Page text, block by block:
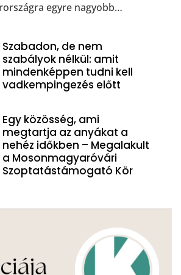
egyre nagyobb…
Szabadon, de nem
szabályok nélkül: amit
mindenképpen tudni kell
vadkempingezés előtt
Egy közösség, ami
megtartja az anyákat a
nehéz időkben – Megalakult
a Mosonmagyaróvári
Szoptatástámogató Kör